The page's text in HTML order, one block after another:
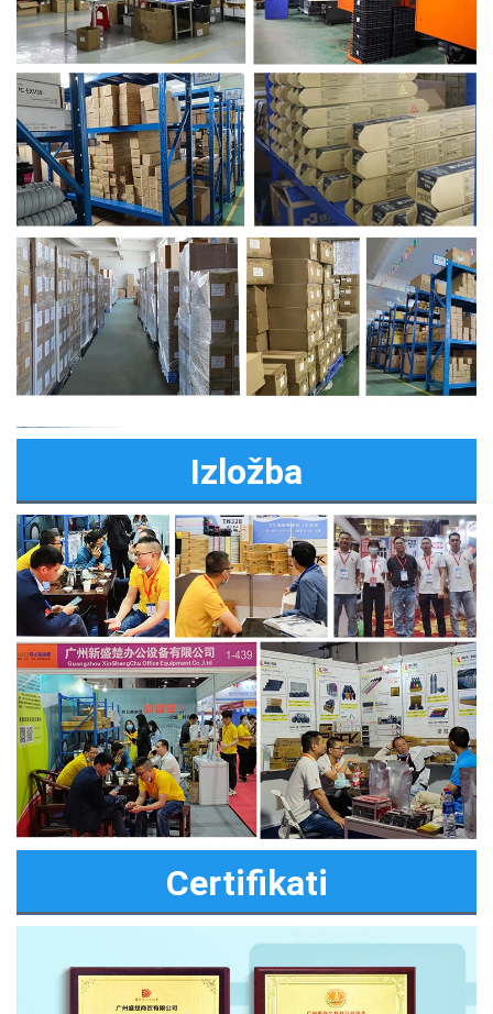
Izložba
Certifikati